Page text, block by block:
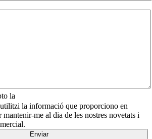
la
la informació que proporciono en
me al dia de les nostres novetats i